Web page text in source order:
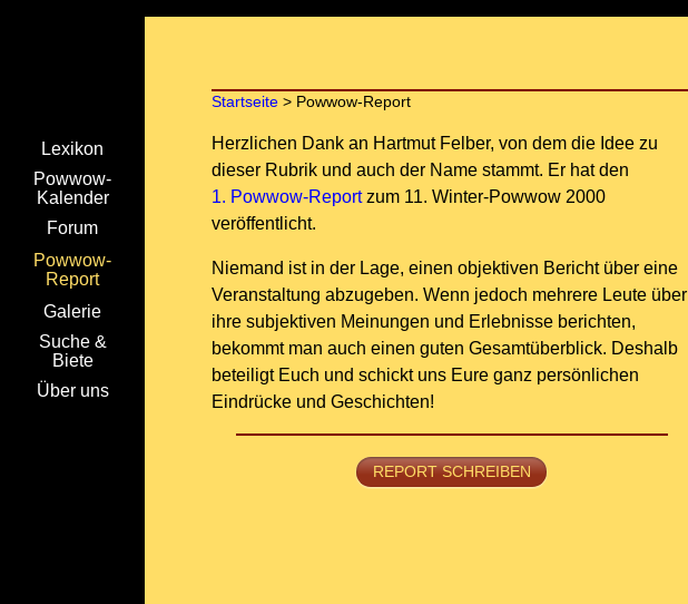
Lexikon
Powwow-
Kalender
Forum
Powwow-
Report
Galerie
Suche &
Biete
Über uns
Startseite> Powwow-Report
Herzlichen Dank an Hartmut Felber, von dem die Idee zu
dieser Rubrik und auch der Name stammt. Er hat den
1. Powwow-Reportzum 11. Winter-Powwow 2000
veröffentlicht.
Niemand ist in der Lage, einen objektiven Bericht über eine
Veranstaltung abzugeben. Wenn jedoch mehrere Leute über
ihre subjektiven Meinungen und Erlebnisse berichten,
bekommt man auch einen guten Gesamtüberblick. Deshalb
beteiligt Euch und schickt uns Eure ganz persönlichen
Eindrücke und Geschichten!
REPORT SCHREIBEN